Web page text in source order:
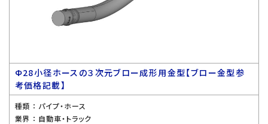
Ф28小径ホースの３次元ブロー成形用金型【ブロー金型参
考価格記載】
種類 ： パイプ・ホース
業界 ： 自動車・トラック